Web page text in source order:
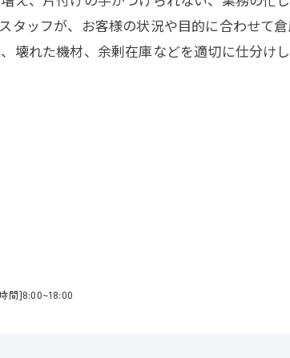
タッフが、お客様の状況や目的に合わせて
壊れた機材、余剰在庫などを適切に仕分け
間]8:00~18:00